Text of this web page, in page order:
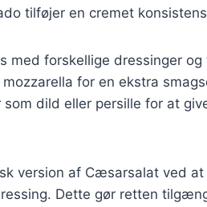
tilføjer en cremet
med forskellige dressinger og
for en ekstra
dild eller persille for at
version af Cæsarsalat ved
Dette gør retten